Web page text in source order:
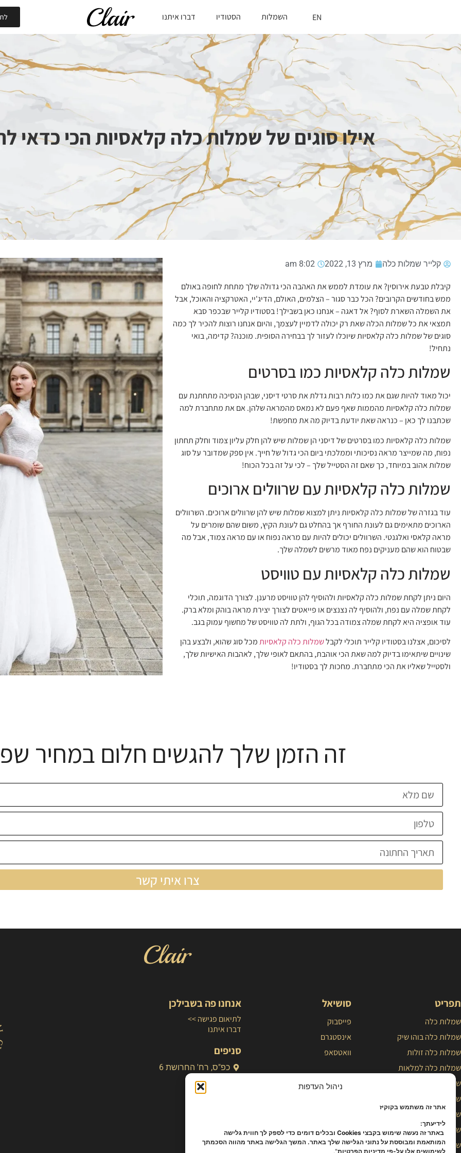
ניהול העדפות
אתר זה משתמש בקוקיז
לידיעתך:
באתר זה נעשה שימוש בקבצי Cookies ובכלים דומים כדי לספק לך חווית גלישה
המותאמת ומבוססת על נתוני הגלישה שלך באתר. המשך הגלישה באתר מהווה הסכמתך
לשימושים אלו על-פי מדיניות הפרטיות".
EN השמלות הסטודיו דברו איתנו
אילו סוגים של שמלות כלה קלאסיות הכי כדאי
קלייר שמלות כלה מרץ 13, 2022 8:02 am
קיבלת טבעת אירוסין? את עומדת לממש את האהבה הכי גדולה שלך מתחת לחופה באולם
ממש בחודשים הקרובים? הכל כבר סגור – הצלמים, האולם, הדיג'יי, האטרקציה והאוכל, אבל
את השמלה השארת לסוף? אל דאגה – אנחנו כאן בשבילך! בסטודיו קלייר שבכפר סבא
תמצאי את כל שמלות הכלה שאת רק יכולה לדמיין לעצמך, והיום אנחנו רוצות להכיר לך כמה
סוגים של שמלות כלה קלאסיות שיוכלו לעזור לך בבחירה הסופית. מוכנה? קדימה, בואי
נתחיל!
שמלות כלה קלאסיות כמו בסרטים
יכול מאוד להיות שגם את כמו כלות רבות גדלת את סרטי דיסני, שבהן הנסיכה מתחתנת עם
שמלות כלה קלאסיות מהממות שאף פעם לא נמאס מהמראה שלהן. אם את מתחברת למה
שכתבנו לך כאן – כנראה שאת יודעת בדיוק מה את מחפשת!
שמלות כלה קלאסיות כמו בסרטים של דיסני הן שמלות שיש להן חלק עליון צמוד וחלק תחתון
נפוח, מה שמייצר מראה נסיכותי וממלכתי ביום הכי גדול של חייך. אין ספק שמדובר על סוג
שמלות אהוב במיוחד, כך שאם זה הסטייל שלך – לכי על זה בכל הכוח!
שמלות כלה קלאסיות עם שרוולים ארוכים
עוד בגזרה של שמלות כלה קלאסיות ניתן למצוא שמלות שיש להן שרוולים ארוכים. השרוולים
הארוכים מתאימים גם לעונת החורף אך בהחלט גם לעונת הקיץ, משום שהם שומרים על
מראה קלאסי ואלגנטי. השרוולים יכולים להיות עם מראה נפוח או עם מראה צמוד, אבל מה
שבטוח הוא שהם מעניקים נפח מאוד מרשים לשמלה שלך.
שמלות כלה קלאסיות עם טוויסט
היום ניתן לקחת שמלות כלה קלאסיות ולהוסיף להן טוויסט מרענן. לצורך הדוגמה, תוכלי
לקחת שמלה עם נפח, ולהוסיף לה נצנצים או פייאטים לצורך יצירת מראה בוהק ומלא ברק.
עוד אופציה היא לקחת שמלה צמודה בכל הגוף, ולתת לה טוויסט של מחשוף עמוק בגב.
לסיכום, אצלנו בסטודיו קלייר תוכלי לקבלשמלות כלה קלאסיותמכל סוג שהוא, ולבצע בהן
שינויים שיתאימו בדיוק למה שאת הכי אוהבת, בהתאם לאופי שלך, לאהבות האישיות שלך,
ולסטייל שאליו את הכי מתחברת. מחכות לך בסטודיו!
זה הזמן שלך להגשים חלום במחיר
צרו איתי קשר
תפריט
שמלות כלה
שמלות כלה בוהו שיק
שמלות כלה זולות
שמלות כלה למלאות
שמלות כלה נסיכותיות
שמלת כלה פשוטה
שמלות כלה צנועות
שמלות כלה קלאסיות
שמלות כלה קצרות
סושיאל
פייסבוק
אינסטגרם
וואטסאפ
אנחנו פה בשבילכן
לתיאום פגישה >>
דברו איתנו
סניפים
כפ"ס, רח' החרושת 6